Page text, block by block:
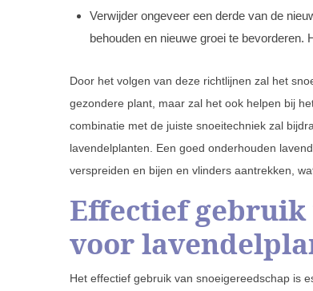
Verwijder ongeveer een derde van de
behouden en nieuwe groei te bevorderen.
Door het volgen van deze richtlijnen zal het
gezondere plant, maar zal het ook helpen bij
combinatie met de juiste snoeitechniek zal
lavendelplanten. Een goed onderhouden
verspreiden en bijen en vlinders aantrekken,
Effectief gebruik
voor
Het effectief gebruik van snoeigereedschap is